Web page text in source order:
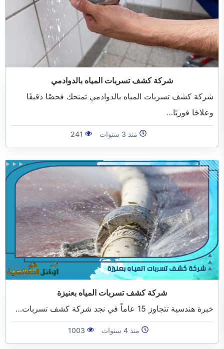
شركة كشف تسربات المياه بالدوادمي
شركة كشف تسربات المياه بالدوادمي تمنحك فحصًا دقيقًا
وعلاجًا فوريًا…
منذ 3 سنوات
شركة كشف تسربات المياه بعنيزة
خبرة هندسية تتجاوز 15 عاماً في نجد شركة كشف تسربات…
منذ 4 سنوات